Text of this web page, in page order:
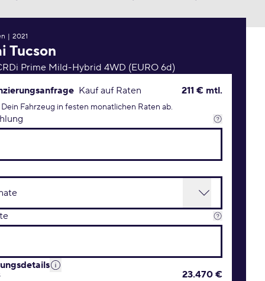
| 2021
Tucson
Prime Mild-Hybrid 4WD (EURO 6d)
KonditionenKauf auf Raten
Fahrzeug in festen monatlichen Raten ab.
211 € mtl.
23.470 €